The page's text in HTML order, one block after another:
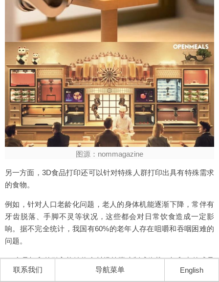
图源：nommagazine
另一方面，3D食品打印还可以针对特殊人群打印出具有特殊需求
的食物。
例如，针对人口老龄化问题，老人的身体机能逐渐下降，常伴有
牙齿脱落、手脚不灵等状况，这些都会对日常饮食造成一定影
响。据不完全统计，我国有60%的老年人存在咀嚼和吞咽困难的
问题。
3D食品打印的引入能够将食材提前搅碎制成糊状，打印出的成品
能够帮助老人免去咀嚼，入口即化，还可以根据他们的身体需求
联系我们 导航菜单 English